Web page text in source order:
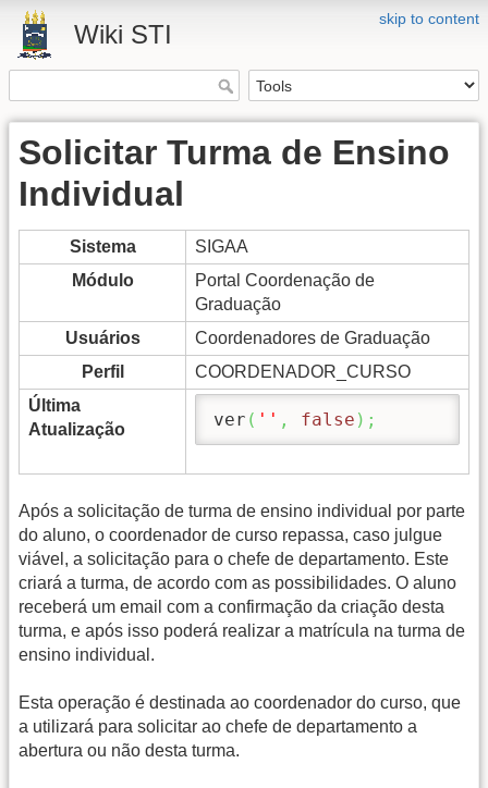
skip to content
Wiki STI
Solicitar Turma de Ensino
Individual
Sistema
SIGAA
Módulo
Portal Coordenação de
Graduação
Usuários
Coordenadores de Graduação
Perfil
COORDENADOR_CURSO
Última
Atualização
ver ( '' , false ) ;
Após a solicitação de turma de ensino individual por parte
do aluno, o coordenador de curso repassa, caso julgue
viável, a solicitação para o chefe de departamento. Este
criará a turma, de acordo com as possibilidades. O aluno
receberá um email com a confirmação da criação desta
turma, e após isso poderá realizar a matrícula na turma de
ensino individual.
Esta operação é destinada ao coordenador do curso, que
a utilizará para solicitar ao chefe de departamento a
abertura ou não desta turma.